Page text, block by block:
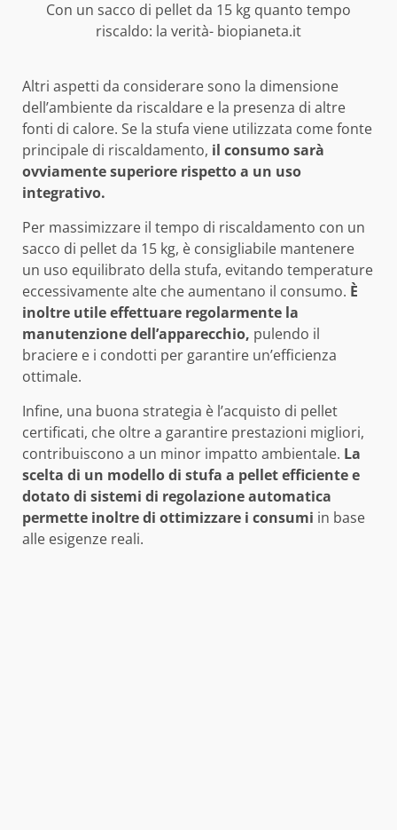
Con un sacco di pellet da 15 kg quanto tempo
riscaldo: la verità- biopianeta.it
Altri aspetti da considerare sono la dimensione
dell’ambiente da riscaldare e la presenza di altre
fonti di calore. Se la stufa viene utilizzata come fonte
principale di riscaldamento, il consumo sarà
ovviamente superiore rispetto a un uso
integrativo.
Per massimizzare il tempo di riscaldamento con un
sacco di pellet da 15 kg, è consigliabile mantenere
un uso equilibrato della stufa, evitando temperature
eccessivamente alte che aumentano il consumo. È
inoltre utile effettuare regolarmente la
manutenzione dell’apparecchio, pulendo il
braciere e i condotti per garantire un’efficienza
ottimale.
Infine, una buona strategia è l’acquisto di pellet
certificati, che oltre a garantire prestazioni migliori,
contribuiscono a un minor impatto ambientale. La
scelta di un modello di stufa a pellet efficiente e
dotato di sistemi di regolazione automatica
permette inoltre di ottimizzare i consumi in base
alle esigenze reali.